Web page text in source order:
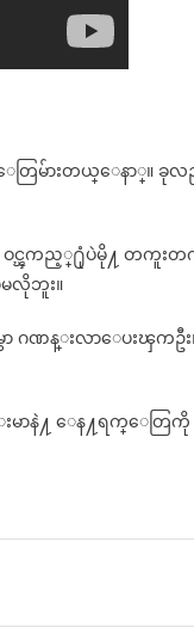
ေတြမ်ားတယ္ေနာ္။ ခု
င္ၾကည့္႐ုံပဲမို႔ တကူးတ
မလိုဘူး။
ဏန္းလာေပးၾကဦး။
းမာနဲ႔ ေန႔ရက္ေတြကို